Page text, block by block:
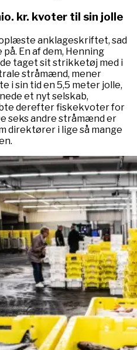
kr. kvoter til sin jolle
anklageskriftet, sad
En af dem, Henning
taget sit strikketøj med i
stråmænd, mener
i sin tid en 5,5 meter jolle,
et nyt selskab,
derefter fiskekvoter for
seks andre stråmænd er
direktører i lige så mange